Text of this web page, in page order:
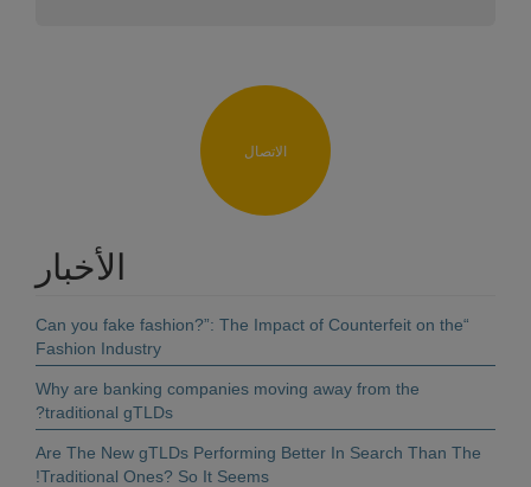
الاتصال
الأخبار
“Can you fake fashion?”: The Impact of Counterfeit on the
Fashion Industry
Why are banking companies moving away from the
traditional gTLDs?
Are The New gTLDs Performing Better In Search Than The
Traditional Ones? So It Seems!